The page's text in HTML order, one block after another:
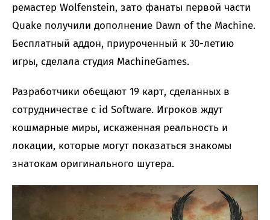
ремастер Wolfenstein, зато фанаты первой части
Quake получили дополнение Dawn of the Machine.
Бесплатный аддон, приуроченный к 30-летию
игры, сделала студия MachineGames.
Разработчики обещают 19 карт, сделанных в
сотрудничестве с id Software. Игроков ждут
кошмарные миры, искаженная реальность и
локации, которые могут показаться знакомы
знатокам оригинального шутера.